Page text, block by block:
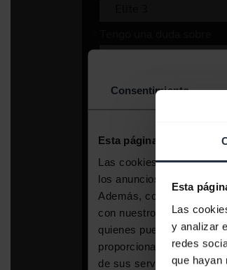
Esta
Las
y analizar
redes
que hayan